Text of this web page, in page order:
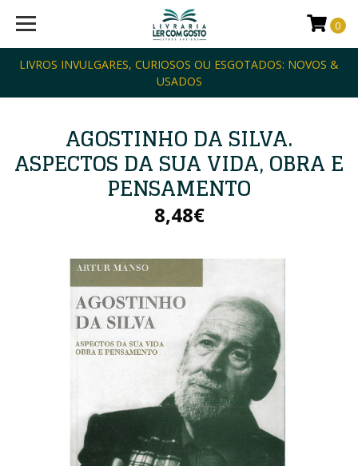
LIVROS INVULGARES, CURIOSOS OU ESGOTADOS: NOVOS &
USADOS
0
AGOSTINHO DA SILVA.
ASPECTOS DA SUA VIDA, OBRA E
PENSAMENTO
8,48€